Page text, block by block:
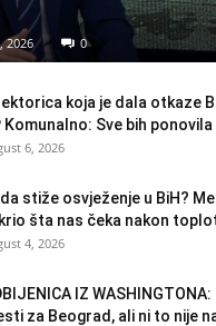
2026 0
koja je dala otkaze
Komunalno: Sve bih ponovila
6, 2026
stiže osvježenje u BiH?
šta nas čeka nakon
4, 2026
IZ
za Beograd, ali ni to nije